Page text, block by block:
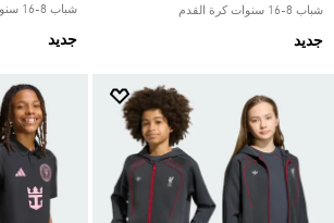
شباب 8-16 سنوات كرة القدم
جديد
شباب 8-16 سنوات Sportswear
جديد